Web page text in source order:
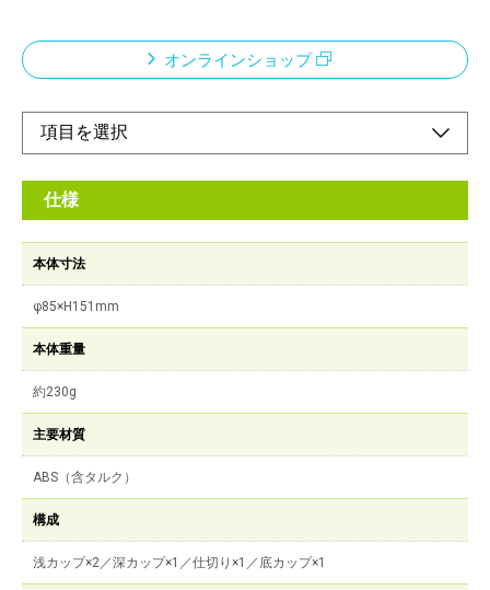
オンラインショップ
仕様
本体寸法
φ85×H151mm
本体重量
約230g
主要材質
ABS（含タルク）
構成
浅カップ×2／深カップ×1／仕切り×1／底カップ×1